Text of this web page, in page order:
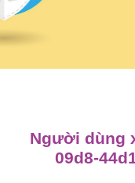
Người dùng
09d8-